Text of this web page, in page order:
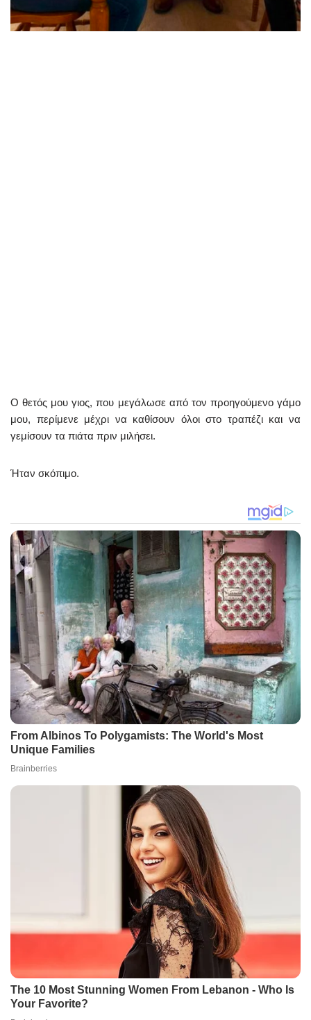
Ο θετός μου γιος, που μεγάλωσε από τον προηγούμενο γάμο
μου, περίμενε μέχρι να καθίσουν όλοι στο τραπέζι και να
γεμίσουν τα πιάτα πριν μιλήσει.
Ήταν σκόπιμο.